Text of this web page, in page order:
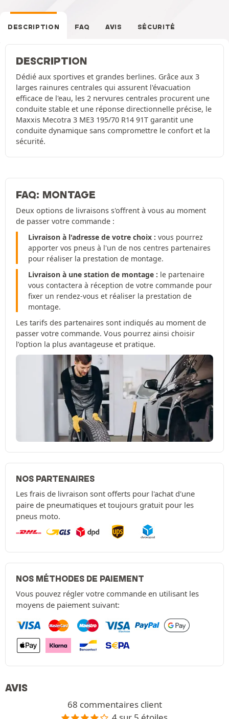
DESCRIPTION FAQ AVIS SÉCURITÉ
DESCRIPTION
Dédié aux sportives et grandes berlines. Grâce aux 3
larges rainures centrales qui assurent l'évacuation
efficace de l'eau, les 2 nervures centrales procurent une
conduite stable et une réponse directionnelle précise, le
Maxxis Mecotra 3 ME3 195/70 R14 91T garantit une
conduite dynamique sans compromettre le confort et la
sécurité.
FAQ: MONTAGE
Deux options de livraisons s'offrent à vous au moment
de passer votre commande :
Livraison à l'adresse de votre choix : vous pourrez
apporter vos pneus à l'un de nos centres partenaires
pour réaliser la prestation de montage.
Livraison à une station de montage : le partenaire
vous contactera à réception de votre commande pour
fixer un rendez-vous et réaliser la prestation de
montage.
Les tarifs des partenaires sont indiqués au moment de
passer votre commande. Vous pourrez ainsi choisir
l’option la plus avantageuse et pratique.
NOS PARTENAIRES
Les frais de livraison sont offerts pour l'achat d'une
paire de pneumatiques et toujours gratuit pour les
pneus moto.
NOS MÉTHODES DE PAIEMENT
Vous pouvez régler votre commande en utilisant les
moyens de paiement suivant:
AVIS
68 commentaires client